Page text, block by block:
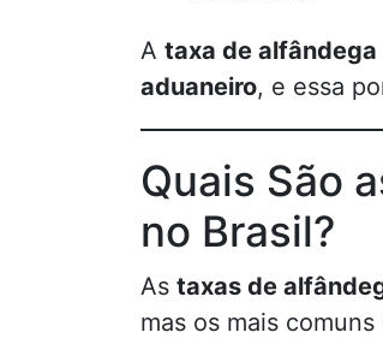
A taxa de alfândega
aduaneiro, e essa
Quais São
no Brasil?
As taxas de
mas os mais comuns